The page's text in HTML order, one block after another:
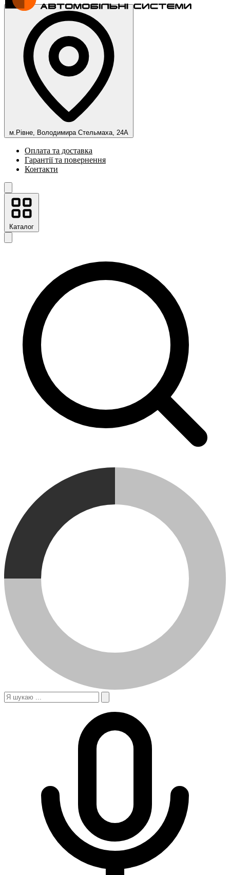
м.Рівне, Володимира Стельмаха, 24А
Оплата та доставка
Гарантії та повернення
Контакти
Каталог